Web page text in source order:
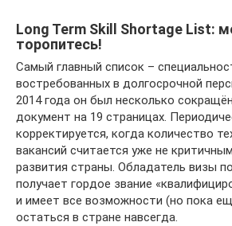
Long Term Skill Shortage List:
торопитесь!
Самый главный список –
востребованных в долгосрочной
2014 года он был несколько
документ на 19 страницах.
корректируется, когда количество
вакансий считается уже не
развития страны. Обладатель визы
получает гордое звание
и имеет все возможности (но пока
остаться в стране навсегда.